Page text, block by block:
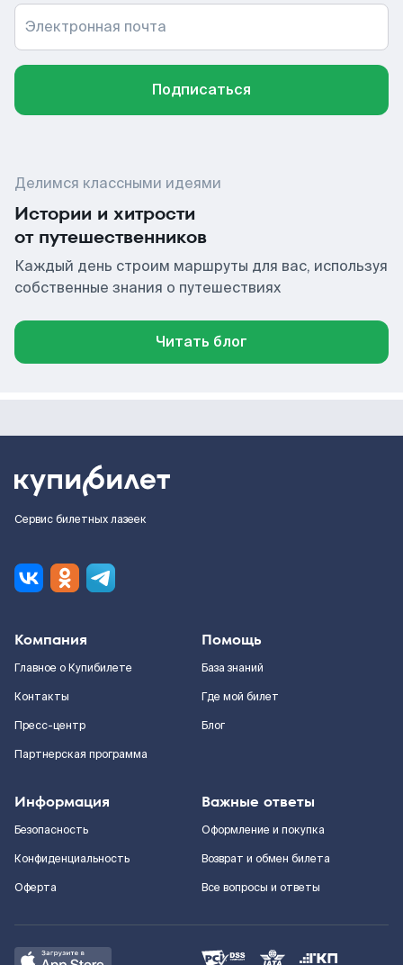
Электронная почта
Подписаться
Делимся классными идеями
Истории и хитрости
от путешественников
Каждый день строим маршруты для вас, используя
собственные знания о путешествиях
Читать блог
Сервис билетных лазеек
Компания
Главное о Купибилете
Контакты
Пресс-центр
Партнерская программа
Помощь
База знаний
Где мой билет
Блог
Информация
Безопасность
Конфиденциальность
Оферта
Важные ответы
Оформление и покупка
Возврат и обмен билета
Все вопросы и ответы